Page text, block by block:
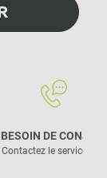
BESOIN DE CONSEIL
Contactez le service